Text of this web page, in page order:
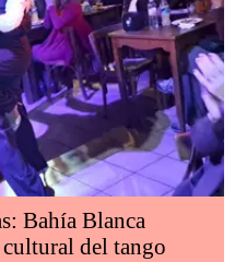
Bahía Blanca
del tango